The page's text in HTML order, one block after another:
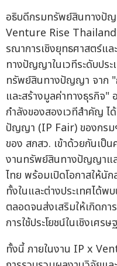
อธิบดีกรมทรัพย์สินทางปั
Venture Rise
รณาการเชิงยุทธศาสตร์แ
ทางปัญญาในเวทีระดับปร
ทรัพย์สินทางปัญญา จาก "
และสร้างมูลค่าทางธุรกิจ"
กำลังของสองเวทีสำคัญ
ปัญญา (IP Fair) ของกร
ของ สกสว. เข้าด้วยกันเป็
งานทรัพย์สินทางปัญญาแ
ไทย พร้อมเปิดโอกาสให้นั
ทั้งในและต่างประเทศได้พ
ตลอดจนส่งเสริมให้เกิดกา
การใช้ประโยชน์ในเชิงเศร
ทั้งนี้ ภายในงาน IP x